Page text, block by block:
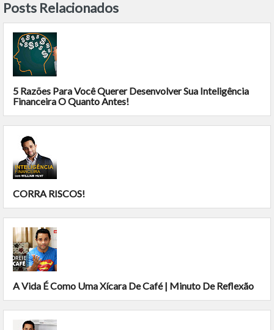
Posts Relacionados
5 Razões Para Você Querer Desenvolver Sua Inteligência
Financeira O Quanto Antes!
CORRA RISCOS!
A Vida É Como Uma Xícara De Café | Minuto De Reflexão